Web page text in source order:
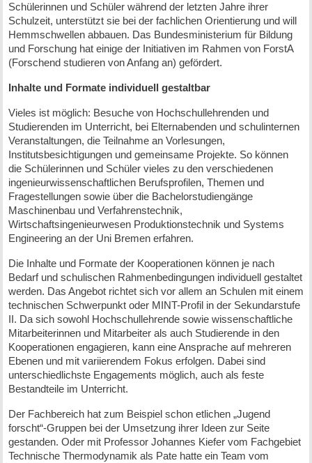
Schülerinnen und Schüler während der letzten Jahre ihrer
Schulzeit, unterstützt sie bei der fachlichen Orientierung und will
Hemmschwellen abbauen. Das Bundesministerium für Bildung
und Forschung hat einige der Initiativen im Rahmen von ForstA
(Forschend studieren von Anfang an) gefördert.
Inhalte und Formate individuell gestaltbar
Vieles ist möglich: Besuche von Hochschullehrenden und
Studierenden im Unterricht, bei Elternabenden und schulinternen
Veranstaltungen, die Teilnahme an Vorlesungen,
Institutsbesichtigungen und gemeinsame Projekte. So können
die Schülerinnen und Schüler vieles zu den verschiedenen
ingenieurwissenschaftlichen Berufsprofilen, Themen und
Fragestellungen sowie über die Bachelorstudiengänge
Maschinenbau und Verfahrenstechnik,
Wirtschaftsingenieurwesen Produktionstechnik und Systems
Engineering an der Uni Bremen erfahren.
Die Inhalte und Formate der Kooperationen können je nach
Bedarf und schulischen Rahmenbedingungen individuell gestaltet
werden. Das Angebot richtet sich vor allem an Schulen mit einem
technischen Schwerpunkt oder MINT-Profil in der Sekundarstufe
II. Da sich sowohl Hochschullehrende sowie wissenschaftliche
Mitarbeiterinnen und Mitarbeiter als auch Studierende in den
Kooperationen engagieren, kann eine Ansprache auf mehreren
Ebenen und mit variierendem Fokus erfolgen. Dabei sind
unterschiedlichste Engagements möglich, auch als feste
Bestandteile im Unterricht.
Der Fachbereich hat zum Beispiel schon etlichen „Jugend
forscht“-Gruppen bei der Umsetzung ihrer Ideen zur Seite
gestanden. Oder mit Professor Johannes Kiefer vom Fachgebiet
Technische Thermodynamik als Pate hatte ein Team vom